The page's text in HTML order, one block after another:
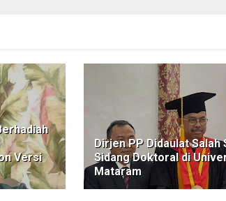
Versi
Dirjen PP Didaulat Salah
Sidang Doktoral di
Mataram